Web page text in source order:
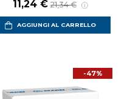
Prezzo scontato
11,24 € Prezzo di listino
21,34 €
AGGIUNGI AL CARRELLO
-47%